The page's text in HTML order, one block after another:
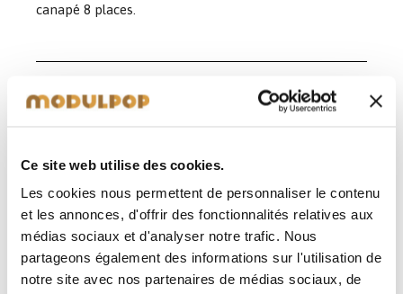
Ce site web utilise des cookies.
Les cookies nous permettent de personnaliser le contenu
et les annonces, d'offrir des fonctionnalités relatives aux
médias sociaux et d'analyser notre trafic. Nous
partageons également des informations sur l'utilisation de
notre site avec nos partenaires de médias sociaux, de
canapé 8 places.
PROTÉGEZ VOTRE PISCINE
simplement pour protéger l’eau du dépôt de feuilles et autres
très pratique pour faciliter l’entretien de votre bassin. Pour
cela, deux solutions s’offrent à vous : la première, la moins